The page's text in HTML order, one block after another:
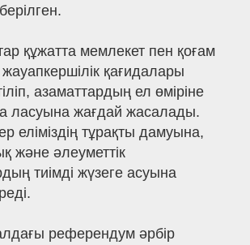
құжатта мемлекет пен қоғам
қағидалары
азаматтардың ел өміріне
ласуына жағдай жасалады.
еліміздің тұрақты дамуына,
және әлеуметтік
тиімді жүзеге асуына
референдум әрбір